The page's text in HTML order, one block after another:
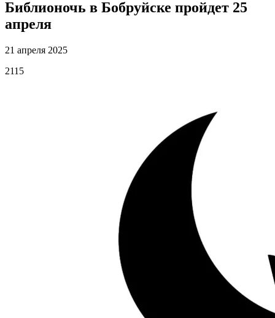
Библионочь в Бобруйске пройдет 25
апреля
21 апреля 2025
2115